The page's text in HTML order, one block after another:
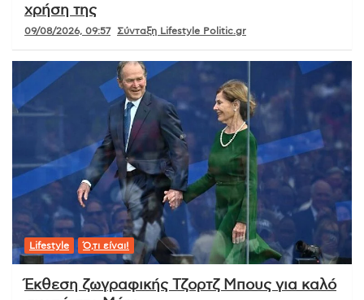
χρήση της
09/08/2026, 09:57 Σύνταξη Lifestyle Politic.gr
Lifestyle Ό,τι είναι!
Έκθεση ζωγραφικής Τζορτζ Μπους για καλό